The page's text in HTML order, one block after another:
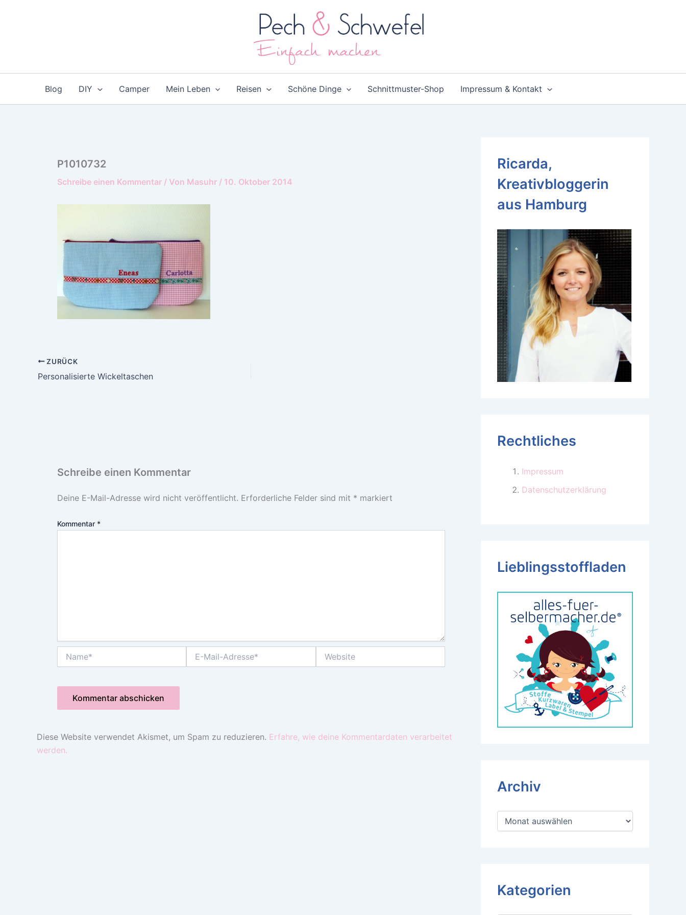
Blog DIY Camper Mein Leben Reisen Schöne Dinge Schnittmuster-Shop Impressum & Kontakt
P1010732
Schreibe einen Kommentar / Von Masuhr / 10. Oktober 2014
ZURÜCK
Personalisierte Wickeltaschen
Schreibe einen Kommentar
Deine E-Mail-Adresse wird nicht veröffentlicht. Erforderliche Felder sind mit * markiert
Kommentar *
Mail-
Diese Website verwendet Akismet, um Spam zu reduzieren. Erfahre, wie deine Kommentardaten verarbeitet
werden.
Ricarda,
Kreativbloggerin
aus Hamburg
Rechtliches
Impressum
Datenschutzerklärung
Lieblingsstoffladen
Archiv
A
Kategorien